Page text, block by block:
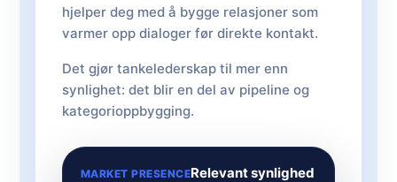
hjelper deg med å bygge relasjoner som
varmer opp dialoger før direkte kontakt.
Det gjør tankelederskap til mer enn
synlighet: det blir en del av pipeline og
kategorioppbygging.
MARKET PRESENCERelevant synlighed